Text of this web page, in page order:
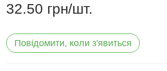
32.50 грн/шт.
Повідомити, коли з'явиться